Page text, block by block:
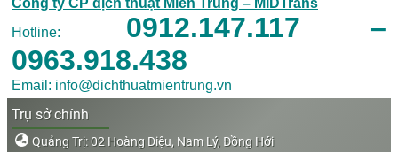
Hotline: 0912.147.117 –
0963.918.438
Email: info@dichthuatmientrung.vn
Trụ sở chính
Quảng Trị: 02 Hoàng Diệu, Nam Lý, Đồng Hới